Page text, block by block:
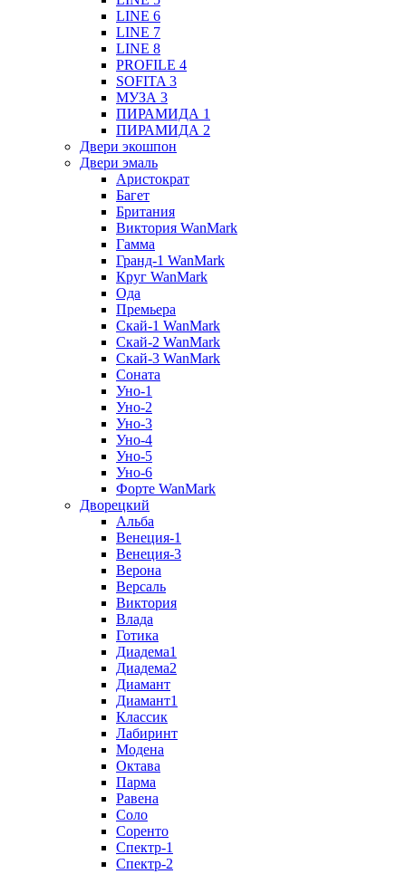
LINE 6
LINE 7
LINE 8
PROFILE 4
SOFITA 3
МУЗА 3
ПИРАМИДА 1
ПИРАМИДА 2
Двери экошпон
Двери эмаль
Аристократ
Багет
Британия
Виктория WanMark
Гамма
Гранд-1 WanMark
Круг WanMark
Ода
Премьера
Скай-1 WanMark
Скай-2 WanMark
Скай-3 WanMark
Соната
Уно-1
Уно-2
Уно-3
Уно-4
Уно-5
Уно-6
Форте WanMark
Дворецкий
Альба
Венеция-1
Венеция-3
Верона
Версаль
Виктория
Влада
Готика
Диадема1
Диадема2
Диамант
Диамант1
Классик
Лабиринт
Модена
Октава
Парма
Равена
Соло
Соренто
Спектр-1
Спектр-2